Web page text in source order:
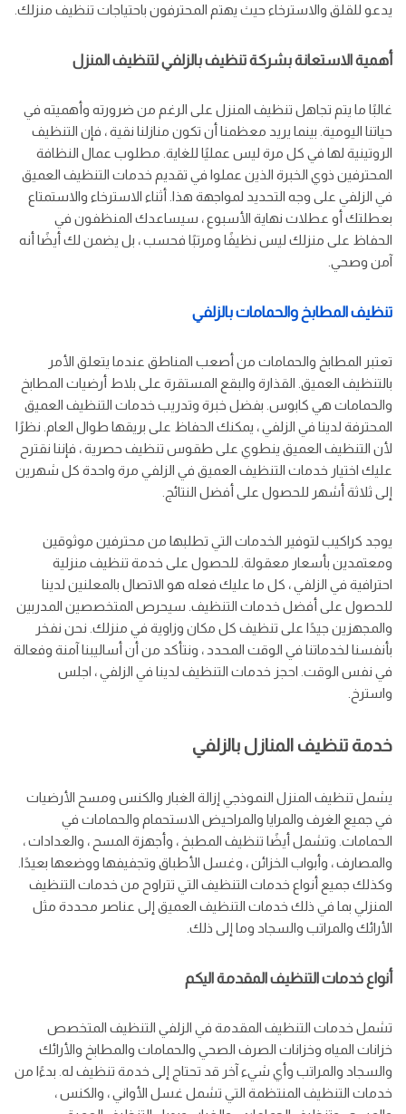
يدعو للقلق والاسترخاء حيث يهتم المحترفون باحتياجات تنظيف منزلك.
أهمية الاستعانة بشركة تنظيف بالزلفي لتنظيف المنزل
غالبًا ما يتم تجاهل تنظيف المنزل على الرغم من ضرورته وأهميته في
حياتنا اليومية. بينما يريد معظمنا أن تكون منازلنا نقية ، فإن التنظيف
الروتينية لها في كل مرة ليس عمليًا للغاية. مطلوب عمال النظافة
المحترفين ذوي الخبرة الذين عملوا في تقديم خدمات التنظيف العميق
في الزلفي على وجه التحديد لمواجهة هذا. أثناء الاسترخاء والاستمتاع
بعطلتك أو عطلات نهاية الأسبوع ، سيساعدك المنظفون في
الحفاظ على منزلك ليس نظيفًا ومرتبًا فحسب ، بل يضمن لك أيضًا أنه
آمن وصحي.
تنظيف المطابخ والحمامات بالزلفي
تعتبر المطابخ والحمامات من أصعب المناطق عندما يتعلق الأمر
بالتنظيف العميق. القذارة والبقع المستقرة على بلاط أرضيات المطابخ
والحمامات هي كابوس. بفضل خبرة وتدريب خدمات التنظيف العميق
المحترفة لدينا في الزلفي ، يمكنك الحفاظ على بريقها طوال العام. نظرًا
لأن التنظيف العميق ينطوي على طقوس تنظيف حصرية ، فإننا نقترح
عليك اختيار خدمات التنظيف العميق في الزلفي مرة واحدة كل شهرين
إلى ثلاثة أشهر للحصول على أفضل النتائج.
يوجد كراكيب لتوفير الخدمات التي تطلبها من محترفين موثوقين
ومعتمدين بأسعار معقولة. للحصول على خدمة تنظيف منزلية
احترافية في الزلفي ، كل ما عليك فعله هو الاتصال بالمعلنين لدينا
للحصول على أفضل خدمات التنظيف. سيحرص المتخصصين المدربين
والمجهزين جيدًا على تنظيف كل مكان وزاوية في منزلك. نحن نفخر
بأنفسنا لخدماتنا في الوقت المحدد ، ونتأكد من أن أساليبنا آمنة وفعالة
في نفس الوقت. احجز خدمات التنظيف لدينا في الزلفي ، اجلس
واسترخ.
خدمة تنظيف المنازل بالزلفي
يشمل تنظيف المنزل النموذجي إزالة الغبار والكنس ومسح الأرضيات
في جميع الغرف والمرايا والمراحيض الاستحمام والحمامات في
الحمامات. وتشمل أيضًا تنظيف المطبخ ، وأجهزة المسح ، والعدادات ،
والمصارف ، وأبواب الخزائن ، وغسل الأطباق وتجفيفها ووضعها بعيدًا.
وكذلك جميع أنواع خدمات التنظيف التي تتراوح من خدمات التنظيف
المنزلي بما في ذلك خدمات التنظيف العميق إلى عناصر محددة مثل
الأرائك والمراتب والسجاد وما إلى ذلك.
أنواع خدمات التنظيف المقدمة اليكم
تشمل خدمات التنظيف المقدمة في الزلفي التنظيف المتخصص
خزانات المياه وخزانات الصرف الصحي والحمامات والمطابخ والأرائك
والسجاد والمراتب وأي شيء آخر قد تحتاج إلى خدمة تنظيف له. بدءًا من
خدمات التنظيف المنتظمة التي تشمل غسل الأواني ، والكنس ،